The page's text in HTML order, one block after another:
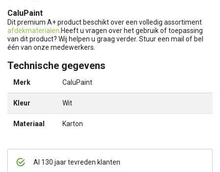
Al 130 jaar tevreden klanten
CaluPaint
Dit premium A+ product beschikt over een volledig assortiment
afdekmaterialen .Heeft u vragen over het gebruik of toepassing
van dit product? Wij helpen u graag verder. Stuur een mail of bel
één van onze medewerkers.
Technische gegevens
Merk CaluPaint
Kleur Wit
Materiaal Karton